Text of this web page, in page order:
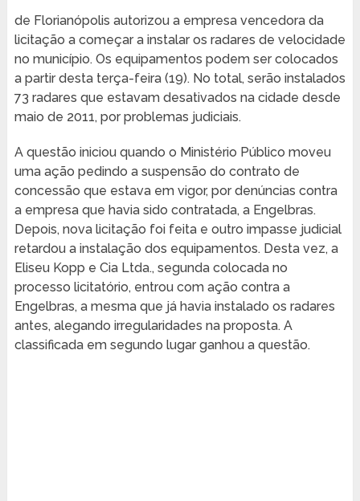
de Florianópolis autorizou a empresa vencedora da
licitação a começar a instalar os radares de velocidade
no município. Os equipamentos podem ser colocados
a partir desta terça-feira (19). No total, serão instalados
73 radares que estavam desativados na cidade desde
maio de 2011, por problemas judiciais.
A questão iniciou quando o Ministério Público moveu
uma ação pedindo a suspensão do contrato de
concessão que estava em vigor, por denúncias contra
a empresa que havia sido contratada, a Engelbras.
Depois, nova licitação foi feita e outro impasse judicial
retardou a instalação dos equipamentos. Desta vez, a
Eliseu Kopp e Cia Ltda., segunda colocada no
processo licitatório, entrou com ação contra a
Engelbras, a mesma que já havia instalado os radares
antes, alegando irregularidades na proposta. A
classificada em segundo lugar ganhou a questão.